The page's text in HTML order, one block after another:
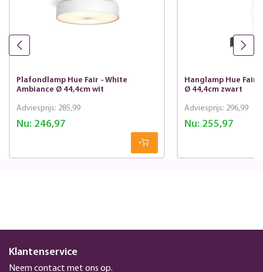
Plafondlamp Hue Fair - White
Ambiance Ø 44,4cm wit
Nu:246,97
Adviesprijs: 285,99
Hanglamp Hue Fair
Ø 44,4cm zwart
Nu:255,97
Adviesprijs: 296,99
Klantenservice
Neem contact met ons op.